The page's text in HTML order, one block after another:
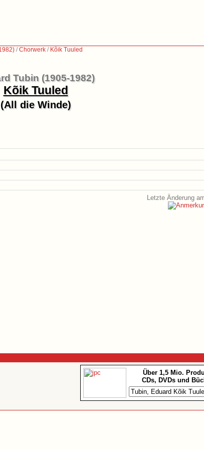
/Chorwerk / Kõik Tuuled
Tubin (1905-1982)
Kõik Tuuled
(All die Winde)
Letzte Änderung
Über 1,5 Mio.
CDs, DVDs und